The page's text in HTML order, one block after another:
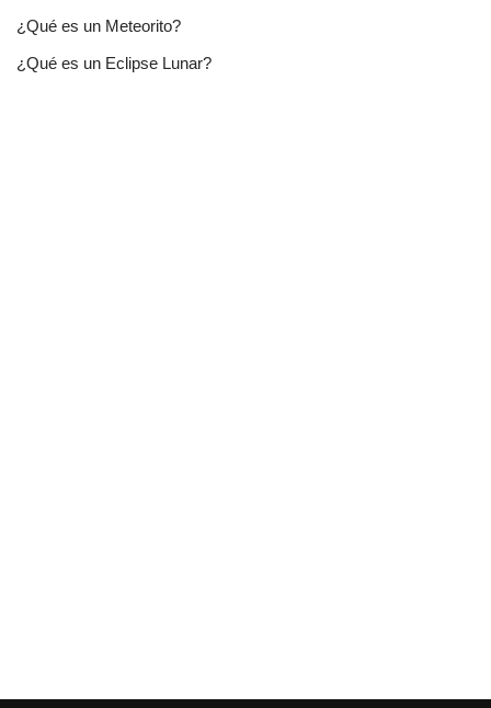
¿Qué es un Meteorito?
¿Qué es un Eclipse Lunar?